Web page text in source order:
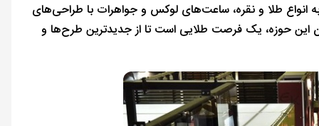
انواع طلا و نقره، ساعت‌های لوکس و جواهرات با طراحی‌های
این حوزه، یک فرصت طلایی است تا از جدیدترین طرح‌ها و